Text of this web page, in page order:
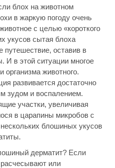
блох на животном
в жаркую погоду очень
с целью «короткого
укусов сытая блоха
путешествие, оставив в
И в этой ситуации многое
организма животного.
развивается достаточно
зудом и воспалением.
участки, увеличивая
в царапины микробов с
блошиных укусов
дерматит? Если
или